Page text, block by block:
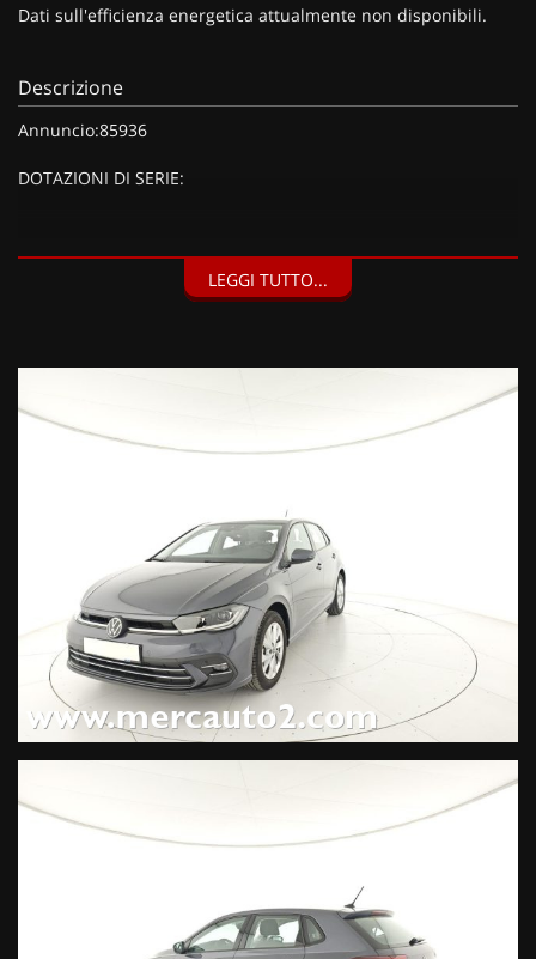
Dati sull'efficienza energetica attualmente non disponibili.
Descrizione
Annuncio:85936
DOTAZIONI DI SERIE:
Keyless - Sistema di apertura/chiusura e avviamento senza
apertura/chiusura e avviamento senza chiavi (485 EUR), Ruota
di scorta in acciaio da 15" (decade kit antiforatura) (205 EUR),
Sistema di protezione proattivo, Park Assist, Side Assist, Safety
Pack (650 EUR), Colore metallizzato Smoky Grey (755 EUR),
LEGGI TUTTO...